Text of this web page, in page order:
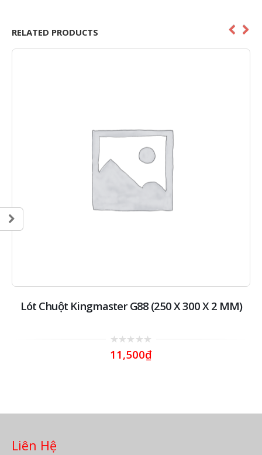
RELATED PRODUCTS
Lót Chuột Kingmaster G88 (250 X 300 X 2 MM)
out
11,500₫
Liên Hệ